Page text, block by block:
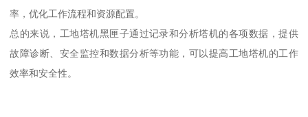
率，优化工作流程和资源配置。
总的来说，工地塔机黑匣子通过记录和分析塔机的各项数据，提供
故障诊断、安全监控和数据分析等功能，可以提高工地塔机的工作
效率和安全性。